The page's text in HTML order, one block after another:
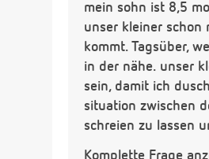
mein sohn ist 8,5
unser kleiner schon
kommt. Tagsüber,
in der nähe. unser
sein, damit ich
situation zwischen
schreien zu lassen